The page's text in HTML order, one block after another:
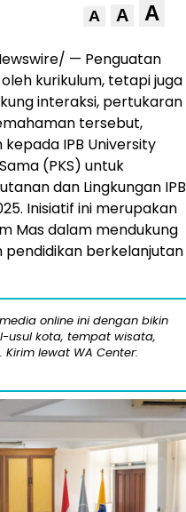
A A A
— Penguatan
kurikulum, tetapi juga
interaksi, pertukaran
tersebut,
IPB University
(PKS) untuk
dan Lingkungan IPB
Inisiatif ini merupakan
Mas dalam mendukung
berkelanjutan
online ini dengan bikin
usul kota, tempat wisata,
lewat WA Center: